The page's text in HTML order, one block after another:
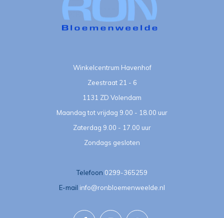
Winkelcentrum Havenhof
Zeestraat 21 - 6
1131 ZD Volendam
Maandag tot vrijdag 9.00 - 18.00 uur
Zaterdag 9.00 - 17.00 uur
Zondags gesloten
Telefoon 0299-365259
E-mail info@ronbloemenweelde.nl